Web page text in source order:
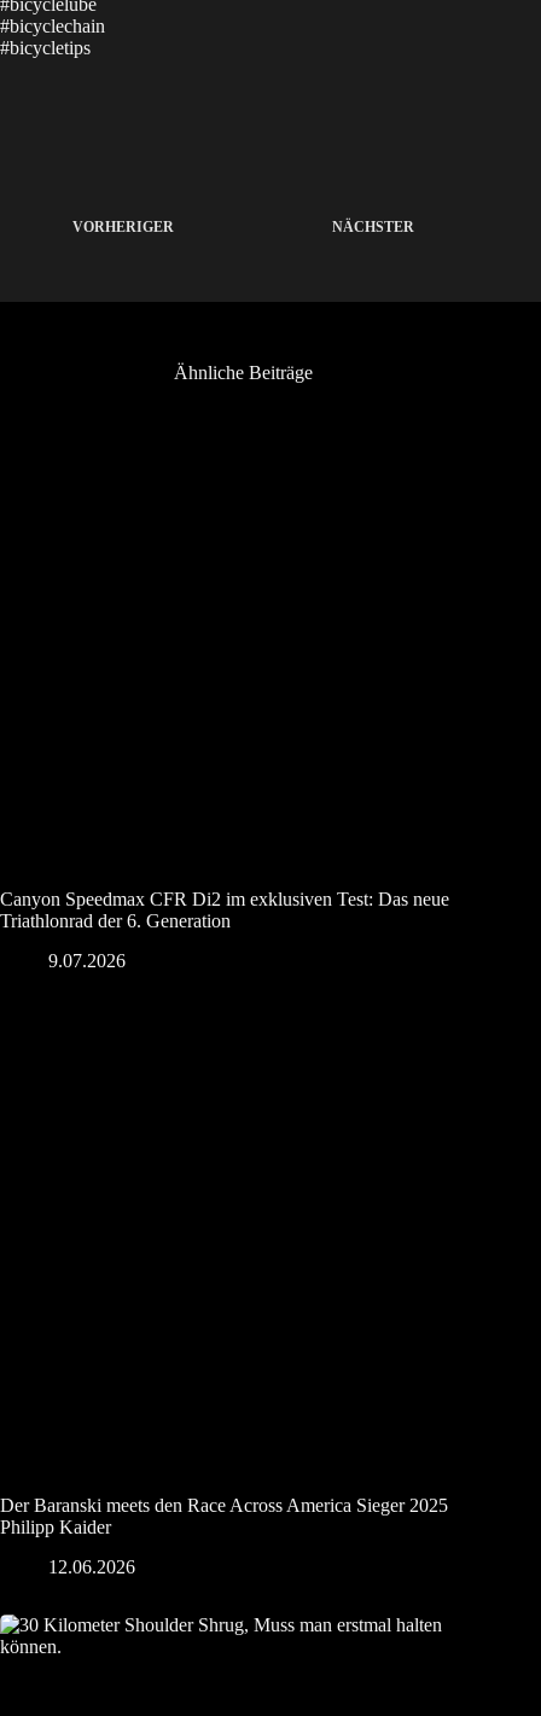
#bicyclechain
#bicycletips
VORHERIGER NÄCHSTER
Ähnliche Beiträge
Canyon Speedmax CFR Di2 im exklusiven Test: Das neue
Triathlonrad der 6. Generation
9.07.2026
Der Baranski meets den Race Across America Sieger 2025
Philipp Kaider
12.06.2026